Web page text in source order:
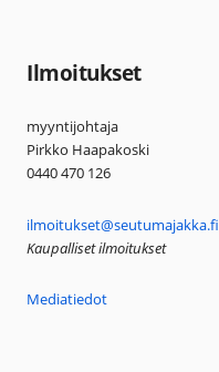
Ilmoitukset
myyntijohtaja
Pirkko Haapakoski
0440 470 126
ilmoitukset@seutumajakka.fi
Kaupalliset ilmoitukset
Mediatiedot